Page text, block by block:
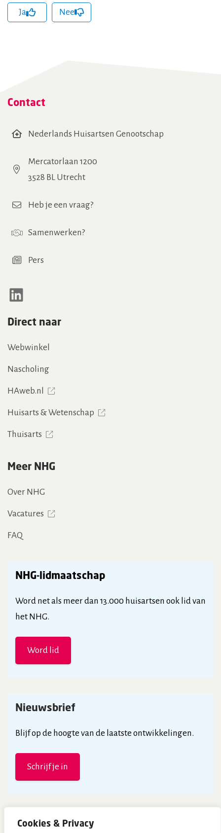
Cookies & Privacy
Ja Nee
Contact
Nederlands Huisartsen Genootschap
Mercatorlaan 1200
3528 BL Utrecht
Heb je een vraag?
Samenwerken?
Pers
LinkedIn
Direct naar
Webwinkel
Nascholing
HAweb.nl
Huisarts & Wetenschap
Thuisarts
Meer NHG
Over NHG
Vacatures
FAQ
NHG-lidmaatschap
Word net als meer dan 13.000 huisartsen ook lid van
het NHG.
Word lid
Nieuwsbrief
Blijf op de hoogte van de laatste ontwikkelingen.
Schrijf je in